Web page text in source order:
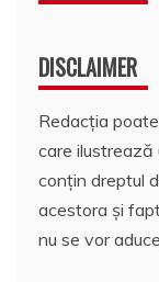
DISCLAIMER
Redacția
care ilustrează
conțin dreptul
acestora și
nu se vor